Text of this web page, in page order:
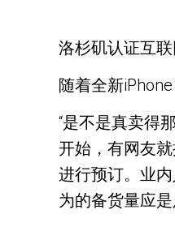
洛杉矶认证互联
随着全新
“是不是真卖得
开始，有网友
进行预订。业
为的备货量应是